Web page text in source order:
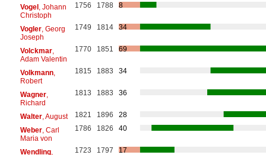
Vogel, Johann
Christoph
1756 1788 8
Vogler, Georg
Joseph
1749 1814 34
Volckmar,
Adam Valentin
1770 1851 69
Volkmann,
Robert
1815 1883 34
Wagner,
Richard
1813 1883 36
Walter, August 1821 1896
28
Weber, Carl
Maria von
1786 1826 40
Wendling, 1723 1797 17